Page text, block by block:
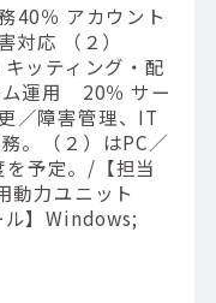
40％ アカウント
対応 （２）
ッティング・配
ム運用 20％ サー
／障害管理、IT
。（２）はPC／
予定。/【担当
動力ユニット
ル】Windows;